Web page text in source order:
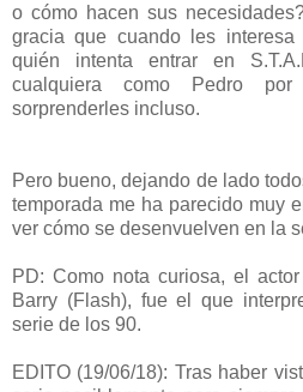
o cómo hacen sus
gracia que cuando les
quién intenta entrar en
cualquiera como Pedro
sorprenderles incluso.
Pero bueno, dejando de lado
temporada me ha parecido muy
ver cómo se desenvuelven en la
PD: Como nota curiosa, el
Barry (Flash), fue el que
serie de los 90.
EDITO (19/06/18): Tras haber